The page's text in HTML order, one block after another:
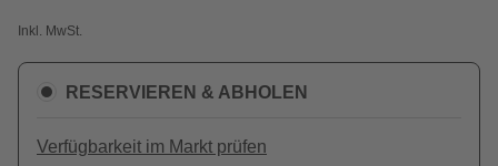
Inkl. MwSt.
RESERVIEREN & ABHOLEN
Verfügbarkeit im Markt prüfen